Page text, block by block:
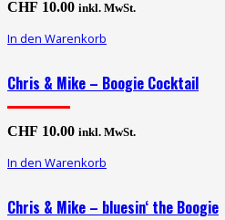
CHF 10.00 inkl. MwSt.
In den Warenkorb
Chris & Mike – Boogie Cocktail
CHF 10.00 inkl. MwSt.
In den Warenkorb
Chris & Mike – bluesin‘ the Boogie